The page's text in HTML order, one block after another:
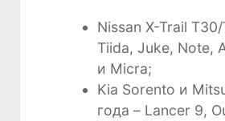
Nissan X-Trail T30/
Tiida, Juke, Note,
и Micra;
Kia Sorento и
года – Lancer 9,